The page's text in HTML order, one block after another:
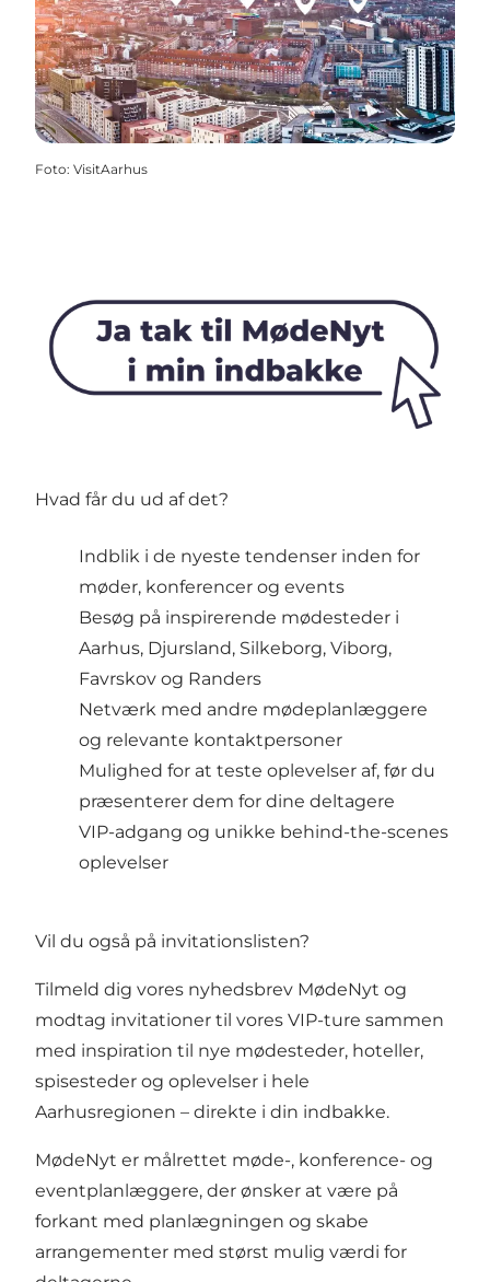
Foto: VisitAarhus
Hvad får du ud af det?
Indblik i de nyeste tendenser inden for
møder, konferencer og events
Besøg på inspirerende mødesteder i
Aarhus, Djursland, Silkeborg, Viborg,
Favrskov og Randers
Netværk med andre mødeplanlæggere
og relevante kontaktpersoner
Mulighed for at teste oplevelser af, før du
præsenterer dem for dine deltagere
VIP-adgang og unikke behind-the-scenes
oplevelser
Vil du også på invitationslisten?
Tilmeld dig vores nyhedsbrev MødeNyt og
modtag invitationer til vores VIP-ture sammen
med inspiration til nye mødesteder, hoteller,
spisesteder og oplevelser i hele
Aarhusregionen – direkte i din indbakke.
MødeNyt er målrettet møde-, konference- og
eventplanlæggere, der ønsker at være på
forkant med planlægningen og skabe
arrangementer med størst mulig værdi for